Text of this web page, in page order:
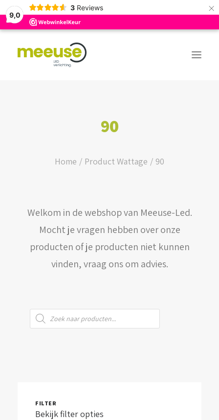
9,0
3 Reviews ×
LOGIN / REGISTER
WINKELWAGEN
90
Home Product Wattage 90
Welkom in de webshop van Meeuse-Led.
Mocht je vragen hebben over onze
producten of je producten niet kunnen
vinden, vraag ons om advies.
Producten
zoeken
FILTER
Bekijk filter opties